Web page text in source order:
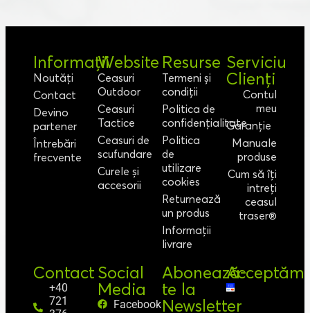
Informații
Noutăți
Contact
Devino
partener
Întrebări
frecvente
Website
Ceasuri
Outdoor
Ceasuri
Tactice
Ceasuri de
scufundare
Curele și
accesorii
Resurse
Termeni și
condiții
Politica de
confidențialitate
Politica
de
utilizare
cookies
Returnează
un produs
Informații
livrare
Serviciu
Clienți
Contul
meu
Garanție
Manuale
produse
Cum să îți
intreți
ceasul
traser®
Contact
+40
721
Social
Media
Facebook
Abonează-
te la
Newsletter
Acceptăm